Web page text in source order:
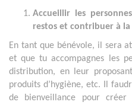
Accueillir les
restos et contribuer à
En tant que bénévole, il sera
et que tu accompagnes les
distribution, en leur
produits d’hygiène, etc. Il
de bienveillance pour